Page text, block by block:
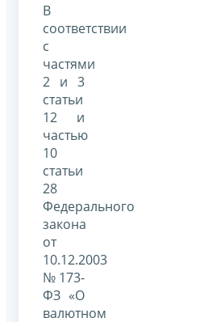
В
соответствии
с
частями
2 и 3
статьи
12 и
частью
10
статьи
28
Федерального
закона
от
10.12.2003
№ 173-
ФЗ «О
валютном